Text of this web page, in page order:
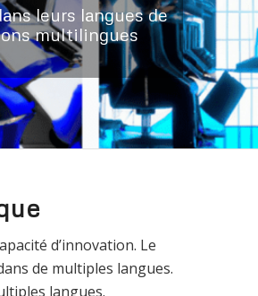
leurs langues de
multilingues
d’innovation. Le
de multiples langues.
langues.